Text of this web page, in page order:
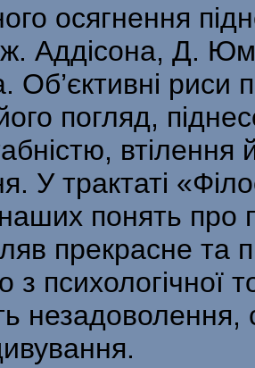
осягнення
Аддісона, Д.
Об’єктивні риси
погляд,
втілення
У трактаті
понять про
пре­красне та
з
незадоволення,